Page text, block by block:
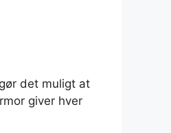
det muligt at
giver hver